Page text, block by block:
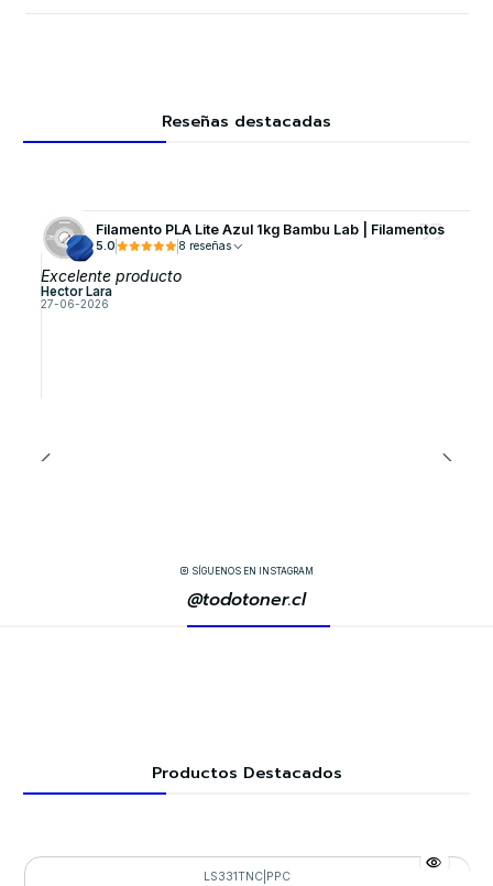
Reseñas destacadas
Filamento PLA Lite Azul 1kg Bambu Lab | Filamentos
5.0 8 reseñas
Excelente producto
Hector Lara
27-06-2026
SÍGUENOS EN INSTAGRAM
@todotoner.cl
Productos Destacados
LS331TNC| PPC